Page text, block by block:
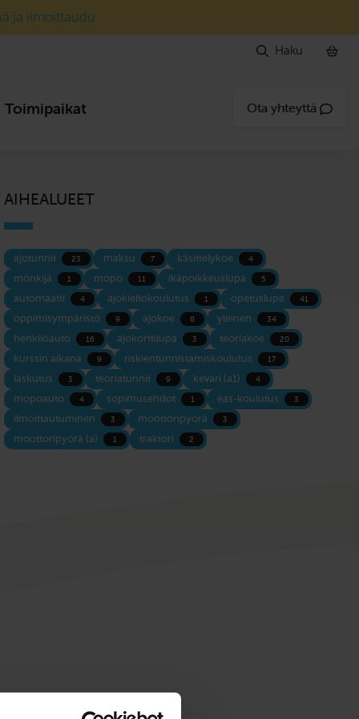
ja ilmoittaudu
Toimipaikat Ota yhteyttä
Haku
AIHEALUEET
ajotunnit 23 maksu 7 käsittelykoe 4
mönkijä 1 mopo 11 ikäpoikkeuslupa 5
automaatti 4 ajokieltokoulutus 1 opetuslupa 41
oppimisympäristö 9 ajokoe 8 yleinen 34
henkilöauto 16 ajokorttilupa 3 teoriakoe 20
kurssin aikana 9 riskientunnistamiskoulutus 17
laskutus 3 teoriatunnit 9 kevari (a1) 4
mopoauto 4 sopimusehdot 1 eas-koulutus 3
ilmoittautuminen 3 moottoripyörä 3
moottoripyorä (a) 1 traktori 2